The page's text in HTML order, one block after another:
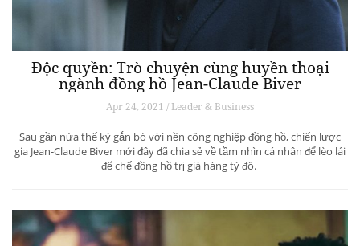
Độc quyền: Trò chuyện cùng huyền thoại
ngành đồng hồ Jean-Claude Biver
Apr 24, 2021 / Leader & Business
Sau gần nửa thế kỷ gắn bó với nền công nghiệp đồng hồ, chiến lược
gia Jean-Claude Biver mới đây đã chia sẻ về tầm nhìn cá nhân để lèo lái
đế chế đồng hồ trị giá hàng tỷ đô.